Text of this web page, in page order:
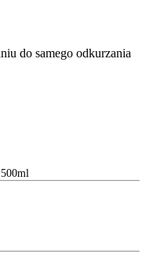
do samego odkurzania